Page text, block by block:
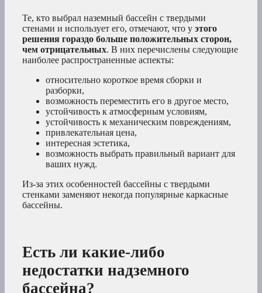
Те, кто выбрал наземный бассейн с твердыми
стенами и использует его, отмечают, что у этого
решения гораздо больше положительных сторон,
чем отрицательных. В них перечислены следующие
наиболее распространенные аспекты:
относительно короткое время сборки и
разборки,
возможность переместить его в другое место,
устойчивость к атмосферным условиям,
устойчивость к механическим повреждениям,
привлекательная цена,
интересная эстетика,
возможность выбрать правильный вариант для
ваших нужд.
Из-за этих особенностей бассейны с твердыми
стенками заменяют некогда популярные каркасные
бассейны.
Есть ли какие-либо
недостатки надземного
бассейна?